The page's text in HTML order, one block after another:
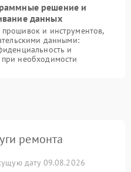
решение и
данных
и инструментов,
данными:
и
необходимости
ремонта
дату 09.08.2026